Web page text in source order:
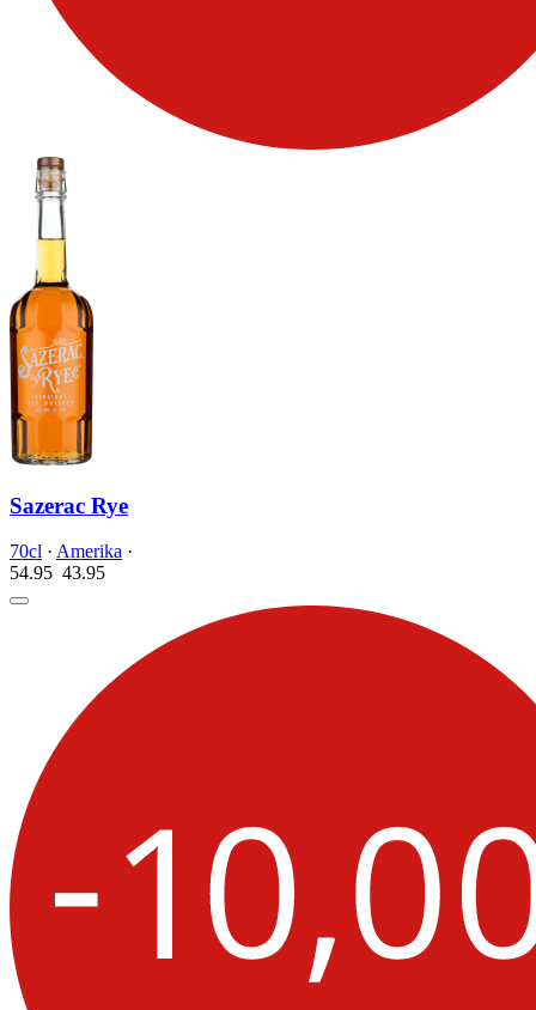
Sazerac Rye
70cl · Amerika ·
54.95 43.95